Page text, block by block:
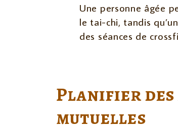
Une personne âgée
le tai-chi, tandis
des séances de
Planifier des
mutuelles